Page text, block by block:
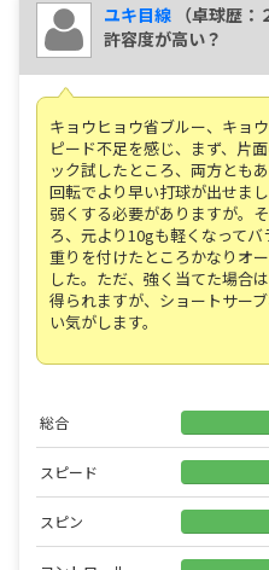
ユキ目線 （卓球歴：
許容度が高い？
キョウヒョウ省ブルー、キョ
ピード不足を感じ、まず、片
ック試したところ、両方とも
回転でより早い打球が出せま
弱くする必要がありますが。
ろ、元より10gも軽くなって
重りを付けたところかなりオ
した。ただ、強く当てた場合
得られますが、ショートサー
い気がします。
総合
スピード
スピン